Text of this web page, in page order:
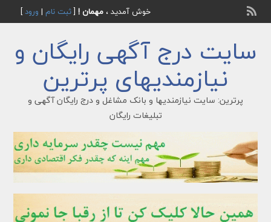
خوش آمدید ، مهمان ![ثبت نام | ورود]
سایت درج آگهی رایگان و
نیازمندیهای پرترین
پرترین: سایت نیازمندیها و بانک مشاغل و درج رایگان آگهی و
تبلیغات رایگان